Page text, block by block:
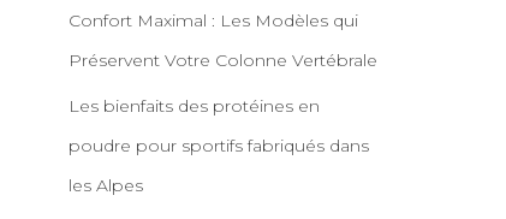
Confort Maximal : Les Modèles qui
Préservent Votre Colonne Vertébrale
Les bienfaits des protéines en
poudre pour sportifs fabriqués dans
les Alpes